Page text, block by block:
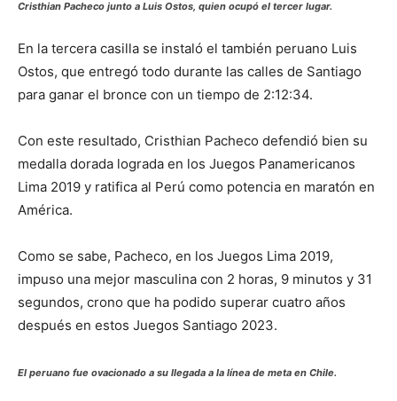
Cristhian Pacheco junto a Luis Ostos, quien ocupó el tercer lugar.
En la tercera casilla se instaló el también peruano Luis
Ostos, que entregó todo durante las calles de Santiago
para ganar el bronce con un tiempo de 2:12:34.
Con este resultado, Cristhian Pacheco defendió bien su
medalla dorada lograda en los Juegos Panamericanos
Lima 2019 y ratifica al Perú como potencia en maratón en
América.
Como se sabe, Pacheco, en los Juegos Lima 2019,
impuso una mejor masculina con 2 horas, 9 minutos y 31
segundos, crono que ha podido superar cuatro años
después en estos Juegos Santiago 2023.
El peruano fue ovacionado a su llegada a la línea de meta en Chile.